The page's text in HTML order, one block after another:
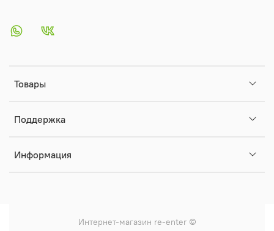
Товары
Поддержка
Информация
Интернет-магазин re-enter ©